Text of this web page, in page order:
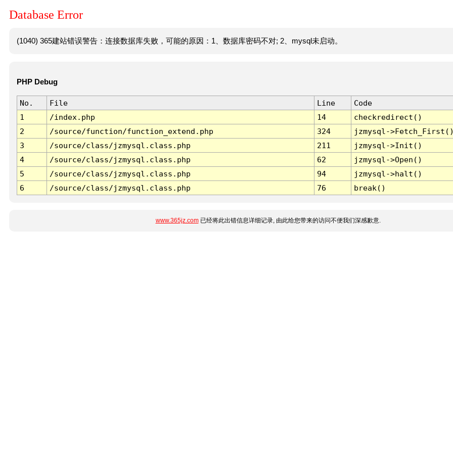
Database Error
(1040) 365建站错误警告：连接数据库失败，可能的原因：1、数据库密码不对; 2、mysql未启动。
PHP Debug
No. File Line
Code
1
/index.php 14
checkredirect()
2
/source/function/function_extend.php 324
jzmysql-
3
/source/class/jzmysql.class.php 211
jzmysql->Init()
4
/source/class/jzmysql.class.php 62
jzmysql->Open()
5
/source/class/jzmysql.class.php 94
jzmysql->halt()
6
/source/class/jzmysql.class.php 76 break()
www.365jz.com已经将此出错信息详细记录, 由此给您带来的访问不便我们深感歉意.